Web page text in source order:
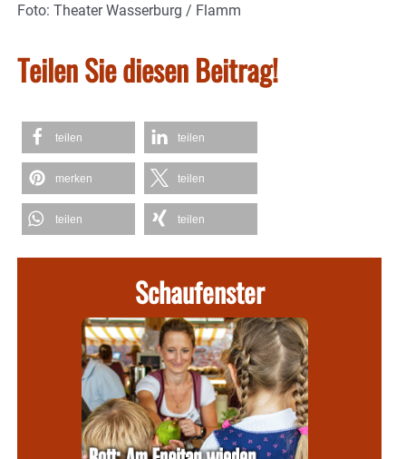
Foto: Theater Wasserburg / Flamm
Teilen Sie diesen Beitrag!
teilen teilen
merken teilen
teilen teilen
Schaufenster